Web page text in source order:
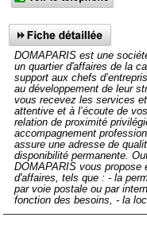
DOMAPARIS est une
un quartier d'affaires de la
support aux chefs
au développement de leur
vous recevez les services
attentive et à l’écoute de
relation de proximité
accompagnement
assure une adresse de
disponibilité permanente.
DOMAPARIS vous propose
d'affaires, tels que : - la
par voie postale ou par
fonction des besoins, - la